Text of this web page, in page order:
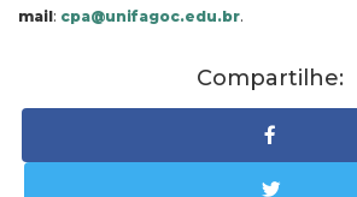
mail: cpa@unifagoc.edu.br.
Compartilhe: